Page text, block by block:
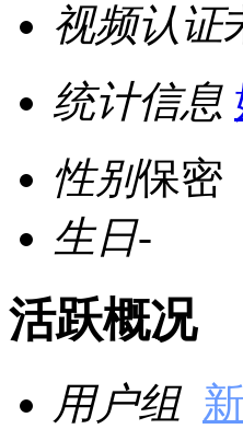
视频认证
统计信息
性别保密
生日-
活跃概况
用户组